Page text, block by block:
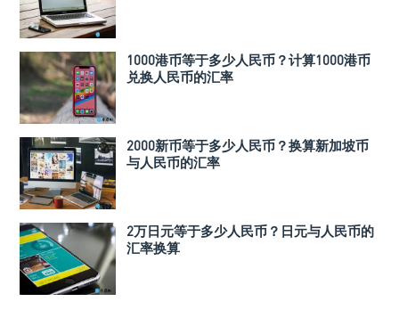
1000港币等于多少人民币？计算1000港币
兑换人民币的汇率
2000新币等于多少人民币？换算新加坡币
与人民币的汇率
2万日元等于多少人民币？日元与人民币的
汇率换算